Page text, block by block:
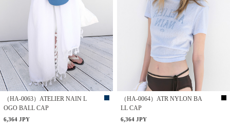
（HA-0063）ATELIER NAIN L
OGO BALL CAP
6,364 JPY
（HA-0064）ATR NYLON BA
LL CAP
6,364 JPY